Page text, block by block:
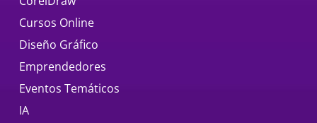
Cursos Online
Diseño Gráfico
Emprendedores
Eventos Temáticos
IA